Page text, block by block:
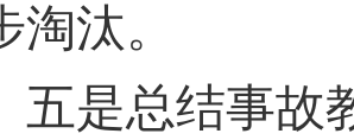
淘汰。
五是总结事故